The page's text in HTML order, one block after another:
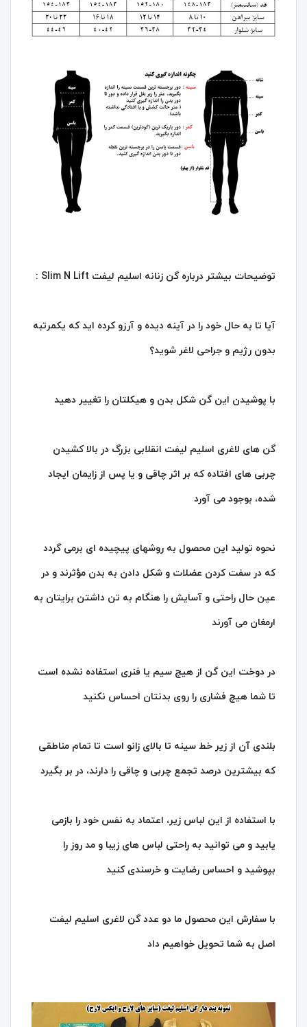
توضیحات بیشتر درباره گن زنانه اسلیم لیفت Slim N Lift :
آیا تا به حال خود را در آینه دیده و آرزو کرده اید که یکمرتبه
بدون رژیم و جراحی لاغر شوید؟
با پوشیدن این گن شکل بدن و هیکلتان را تغییر دهید
گن های لاغری اسلیم لیفت انقلابی بزرگ در بالا کشیدن
چربی های افتاده که بر اثر چاقی و یا پس از زایمان ایجاد
شده، بوجود می آورد
نحوه تولید این محصول به روشهای پیچیده ای برمی گردد
که در سفت کردن عضلات و شکل دادن به بدن مؤثرند و در
عین حال راحتی و آسایش را هنگام به تن داشتن برایتان به
ارمغان می آورند
در دوخت این گن از هیچ سیم یا فنری استفاده نشده است
تا شما هیچ فشاری را روی بدنتان احساس نکنید
بلندی آن از زیر خط سینه تا بالای زانو است تا تمام مناطقی
که بیشترین درصد تجمع چربی و چاقی را دارند، در بر بگیرد
با استفاده از این لباس زیر، اعتماد به نفس خود را بازمی
یابید و می توانید به راحتی لباس های زیبا و مد روز را
بپوشید و احساس رضایت و خرسندی کنید
با سفارش این محصول ما دو عدد گن لاغری اسلیم لیفت
اصل به شما تحویل خواهیم داد